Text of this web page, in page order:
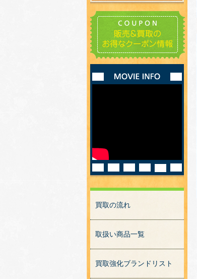
買取の流れ
取扱い商品一覧
買取強化ブランドリスト